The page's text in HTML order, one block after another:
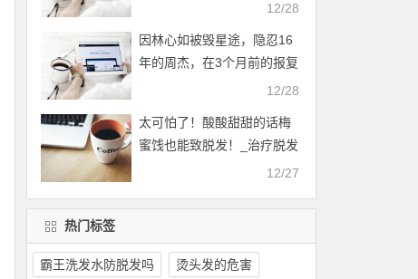
12/28
因林心如被毁星途，隐忍16
年的周杰，在3个月前的报复
手段真解恨_怎么防止脱发12/28
太可怕了！酸酸甜甜的话梅
蜜饯也能致脱发！_治疗脱发
12/27
热门标签
霸王洗发水防脱发吗 烫头发的危害